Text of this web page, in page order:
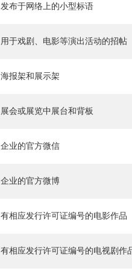
发布于网络上的小型标语
用于戏剧、电影等演出活动的招帖
海报架和展示架
展会或展览中展台和背板
企业的官方微信
企业的官方微博
有相应发行许可证编号的电影作品
有相应发行许可证编号的电视剧作